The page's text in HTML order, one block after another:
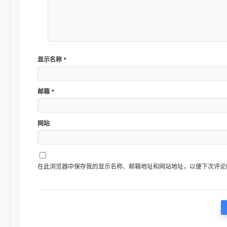
显示名称 *
邮箱 *
网站
在此浏览器中保存我的显示名称、邮箱地址和网站地址，以便下次评